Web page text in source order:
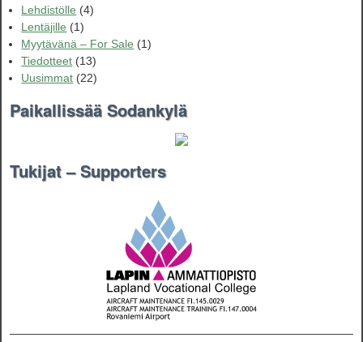
Lehdistölle (4)
Lentäjille (1)
Myytävänä – For Sale (1)
Tiedotteet (13)
Uusimmat (22)
Paikallissää Sodankylä
Tukijat – Supporters